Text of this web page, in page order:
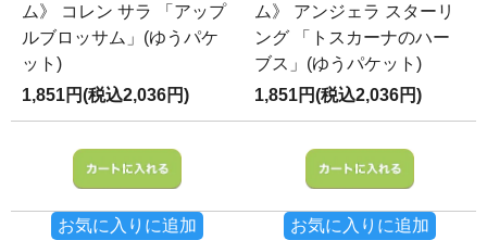
ム》 コレン サラ 「アップ
ルブロッサム」(ゆうパケ
ット)
1,851円(税込2,036円)
お気に入りに追加
ム》 アンジェラ スターリ
ング 「トスカーナのハー
ブス」(ゆうパケット)
1,851円(税込2,036円)
お気に入りに追加